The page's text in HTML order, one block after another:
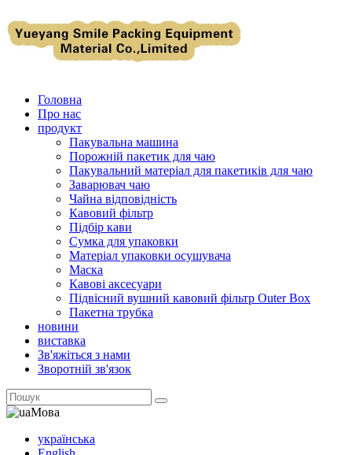
Головна
Про нас
продукт
Пакувальна машина
Порожній пакетик для чаю
Пакувальний матеріал для пакетиків для чаю
Заварювач чаю
Чайна відповідність
Кавовий фільтр
Підбір кави
Сумка для упаковки
Матеріал упаковки осушувача
Маска
Кавові аксесуари
Підвісний вушний кавовий фільтр Outer Box
Пакетна трубка
новини
виставка
Зв'яжіться з нами
Зворотній зв'язок
Мова
українська